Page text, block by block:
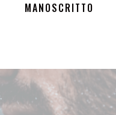
MANOSCRITTO